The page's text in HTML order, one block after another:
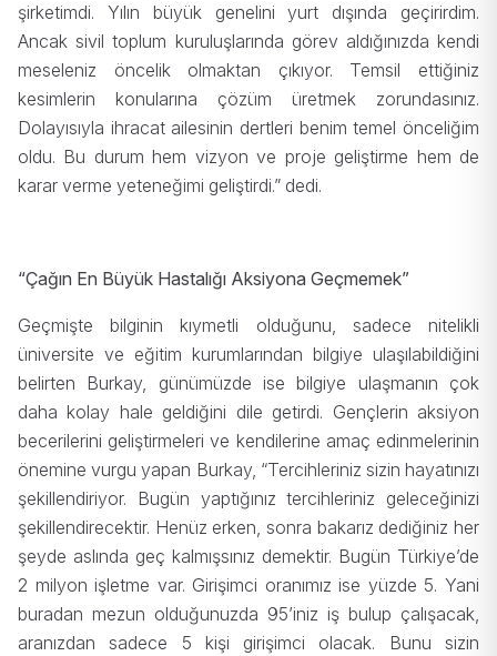
şirketimdi. Yılın büyük genelini yurt dışında geçirirdim.
Ancak sivil toplum kuruluşlarında görev aldığınızda kendi
meseleniz öncelik olmaktan çıkıyor. Temsil ettiğiniz
kesimlerin konularına çözüm üretmek zorundasınız.
Dolayısıyla ihracat ailesinin dertleri benim temel önceliğim
oldu. Bu durum hem vizyon ve proje geliştirme hem de
karar verme yeteneğimi geliştirdi.” dedi.
“Çağın En Büyük Hastalığı Aksiyona Geçmemek”
Geçmişte bilginin kıymetli olduğunu, sadece nitelikli
üniversite ve eğitim kurumlarından bilgiye ulaşılabildiğini
belirten Burkay, günümüzde ise bilgiye ulaşmanın çok
daha kolay hale geldiğini dile getirdi. Gençlerin aksiyon
becerilerini geliştirmeleri ve kendilerine amaç edinmelerinin
önemine vurgu yapan Burkay, “Tercihleriniz sizin hayatınızı
şekillendiriyor. Bugün yaptığınız tercihleriniz geleceğinizi
şekillendirecektir. Henüz erken, sonra bakarız dediğiniz her
şeyde aslında geç kalmışsınız demektir. Bugün Türkiye’de
2 milyon işletme var. Girişimci oranımız ise yüzde 5. Yani
buradan mezun olduğunuzda 95’iniz iş bulup çalışacak,
aranızdan sadece 5 kişi girişimci olacak. Bunu sizin